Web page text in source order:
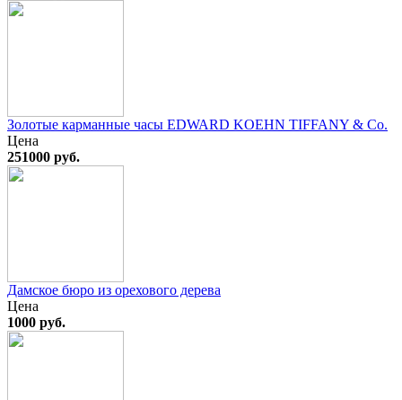
Золотые карманные часы EDWARD KOEHN TIFFANY & Co.
Цена
251000 руб.
Дамское бюро из орехового дерева
Цена
1000 руб.